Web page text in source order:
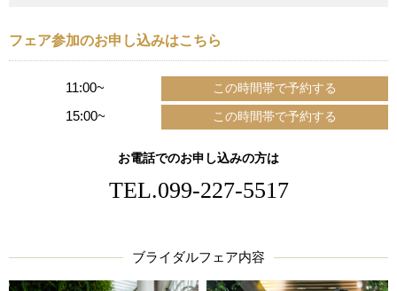
フェア参加のお申し込みはこちら
11:00~
15:00~
お電話でのお申し込みの方は
TEL.099-227-5517
ブライダルフェア内容